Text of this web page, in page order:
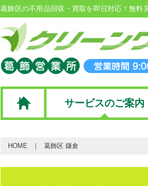
葛飾区の不用品回収・買取を即日対応！無料
サービスのご案内
HOME 葛飾区 鎌倉